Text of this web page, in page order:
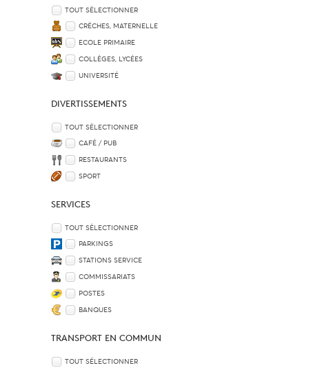
TOUT SÉLECTIONNER
CRÈCHES, MATERNELLE
ECOLE PRIMAIRE
COLLÈGES, LYCÉES
UNIVERSITÉ
DIVERTISSEMENTS
TOUT SÉLECTIONNER
CAFÉ / PUB
RESTAURANTS
SPORT
SERVICES
TOUT SÉLECTIONNER
PARKINGS
STATIONS SERVICE
COMMISSARIATS
POSTES
BANQUES
TRANSPORT EN COMMUN
TOUT SÉLECTIONNER